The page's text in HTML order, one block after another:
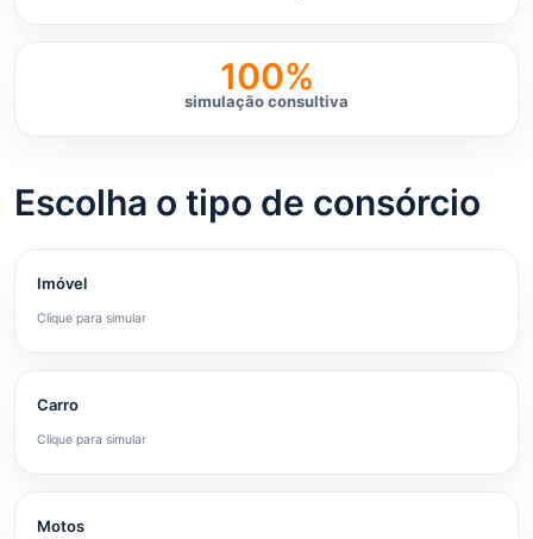
100%
simulação consultiva
Escolha o tipo de consórcio
Imóvel
Clique para simular
Carro
Clique para simular
Motos